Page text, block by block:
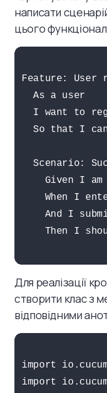
написати
цього
Feature: User
  As a user
I want to
So that I
Scenario:
Given I am
When I
And I
Then I
Для реалізації
створити клас з
відповідними
import
import